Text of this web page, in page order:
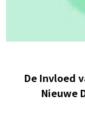
De Invloed
Nieuwe